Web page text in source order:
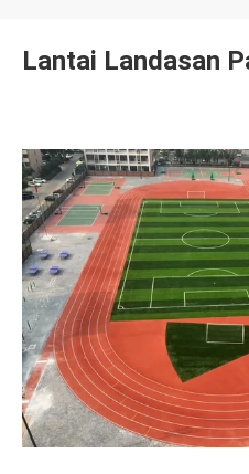
Lantai Landasan